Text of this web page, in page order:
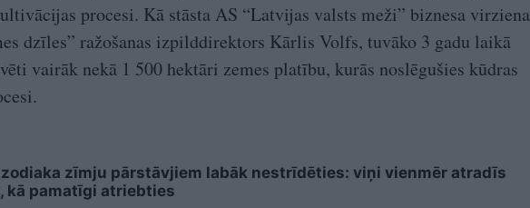
procesi. Kā stāsta AS “Latvijas valsts meži” biznesa virziena
dzīles” ražošanas izpilddirektors Kārlis Volfs, tuvāko 3 gadu laikā
vairāk nekā 1 500 hektāri zemes platību, kurās noslēgušies kūdras
zodiaka zīmju pārstāvjiem labāk nestrīdēties: viņi vienmēr atradīs
kā pamatīgi atriebties